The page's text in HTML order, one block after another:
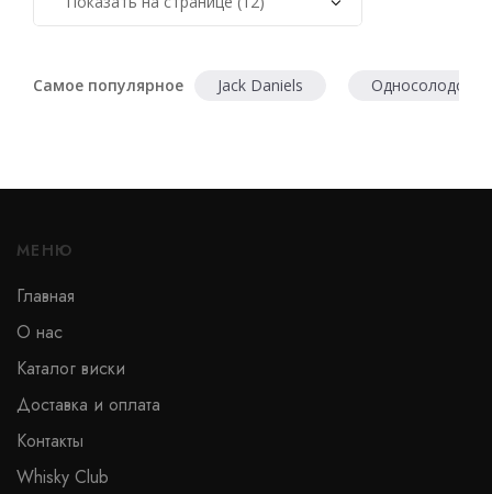
Самое популярное Jack Daniels
МЕНЮ
Главная
О нас
Каталог виски
Доставка и оплата
Контакты
Whisky Club
Ирландия
Тип